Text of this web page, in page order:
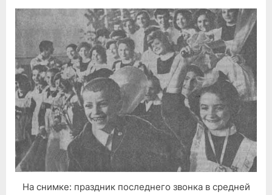
Последний
урок,
последний
звонок!
На снимке: праздник последнего звонка в средней